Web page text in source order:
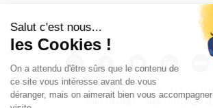
LA CINÉMATHÈQUE · CONTACTS · LETTRE
MENTIONS